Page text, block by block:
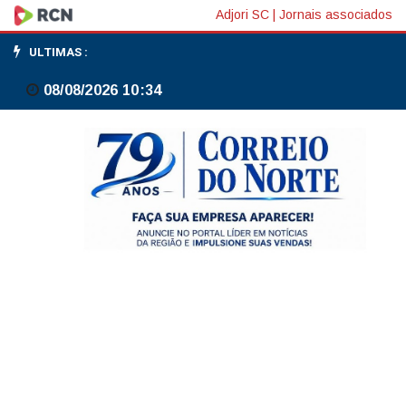
Agências
reguladoras
reagem
bloqueio
Adjori SC Jornais associados
ULTIMAS :
08/08/2026 10:34